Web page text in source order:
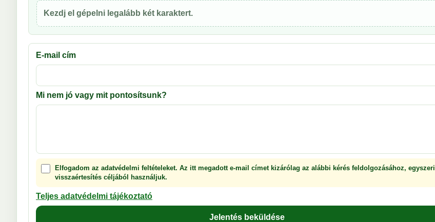
Kezdj el gépelni legalább két karaktert.
E-mail cím
Mi nem jó vagy mit pontosítsunk?
Elfogadom az adatvédelmi feltételeket. Az itt megadott e-mail címet kizárólag az alábbi kérés feldolgozásához, egyszeri
visszaértesítés céljából használjuk.
Teljes adatvédelmi tájékoztató
Jelentés beküldése